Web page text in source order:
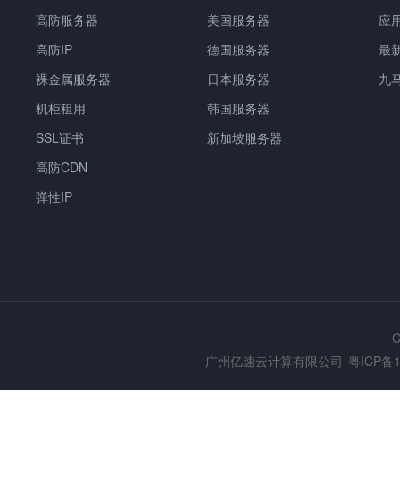
高防服务器
高防IP
裸金属服务器
机柜租用
SSL证书
高防CDN
弹性IP
美国服务器
德国服务器
日本服务器
韩国服务器
新加坡服务器
应
最
九
广州亿速云计算有限公司 粤ICP备